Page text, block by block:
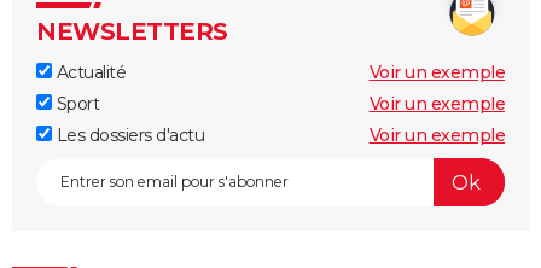
NEWSLETTERS
Actualité
Voir un exemple
Sport
Voir un exemple
Les dossiers d'actu
Voir un exemple